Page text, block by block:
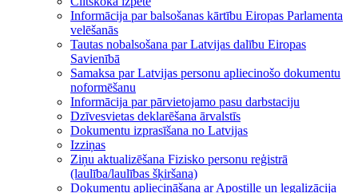
Informācija par balsošanas kārtību Eiropas Parlamenta
velēšanās
Tautas nobalsošana par Latvijas dalību Eiropas
Savienībā
Samaksa par Latvijas personu apliecinošo dokumentu
noformēšanu
Informācija par pārvietojamo pasu darbstaciju
Dzīvesvietas deklarēšana ārvalstīs
Dokumentu izprasīšana no Latvijas
Izziņas
Ziņu aktualizēšana Fizisko personu reģistrā
(laulība/laulības šķiršana)
Dokumentu apliecināšana ar Apostille un legalizācija